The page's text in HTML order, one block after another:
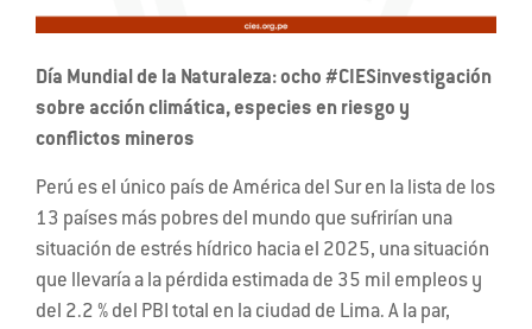
Día Mundial de la Naturaleza: ocho #CIESinvestigación
sobre acción climática, especies en riesgo y
conflictos mineros
Perú es el único país de América del Sur en la lista de los
13 países más pobres del mundo que sufrirían una
situación de estrés hídrico hacia el 2025, una situación
que llevaría a la pérdida estimada de 35 mil empleos y
del 2.2 % del PBI total en la ciudad de Lima. A la par,